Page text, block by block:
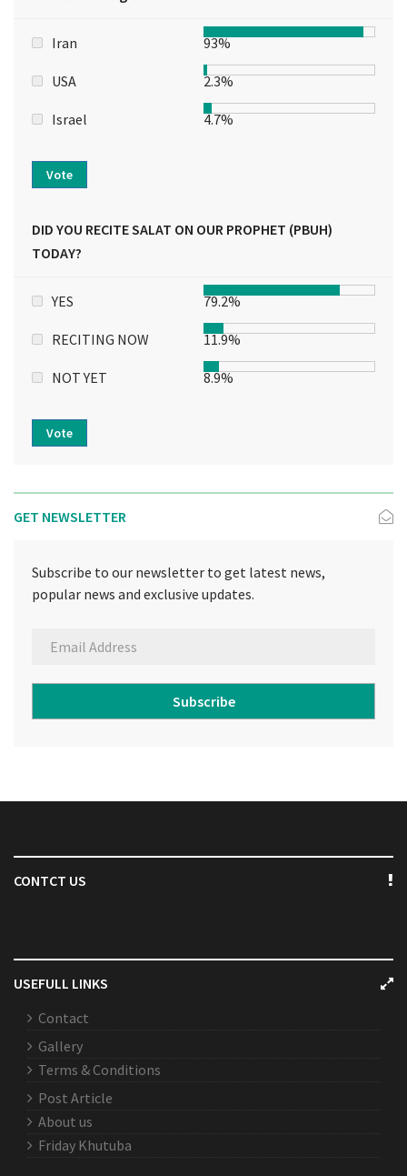
Iran 93%
USA 2.3%
Israel 4.7%
Vote
DID YOU RECITE SALAT ON OUR PROPHET (PBUH)
TODAY?
YES 79.2%
RECITING NOW 11.9%
NOT YET 8.9%
Vote
GET NEWSLETTER
Subscribe to our newsletter to get latest news,
popular news and exclusive updates.
Subscribe
CONTCT US
USEFULL LINKS
Contact
Gallery
Terms & Conditions
Post Article
About us
Friday Khutuba